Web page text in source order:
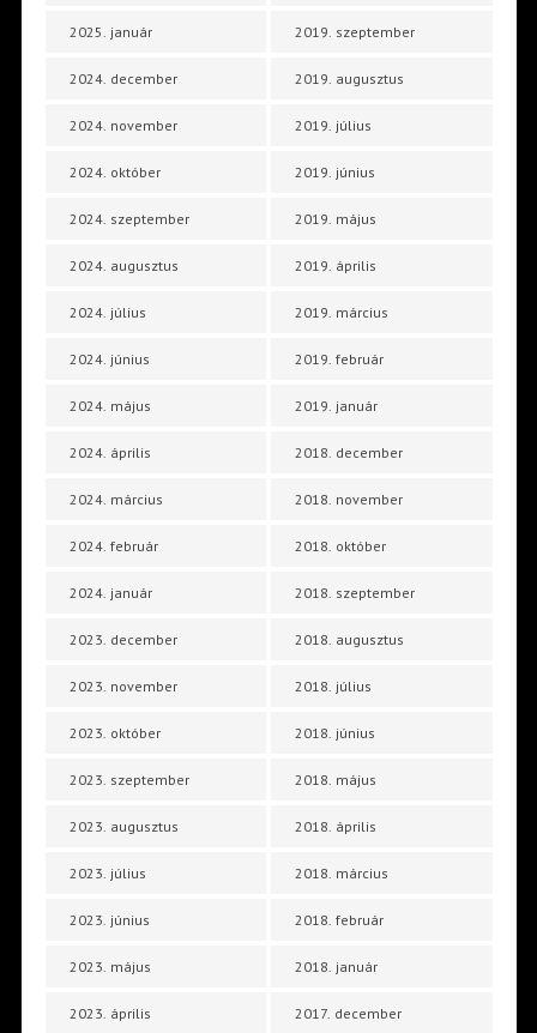
2025. január
2024. december
2024. november
2024. október
2024. szeptember
2024. augusztus
2024. július
2024. június
2024. május
2024. április
2024. március
2024. február
2024. január
2023. december
2023. november
2023. október
2023. szeptember
2023. augusztus
2023. július
2023. június
2023. május
2023. április
2019. szeptember
2019. augusztus
2019. július
2019. június
2019. május
2019. április
2019. március
2019. február
2019. január
2018. december
2018. november
2018. október
2018. szeptember
2018. augusztus
2018. július
2018. június
2018. május
2018. április
2018. március
2018. február
2018. január
2017. december